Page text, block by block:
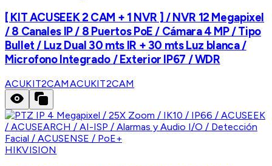
[ KIT ACUSEEK 2 CAM + 1 NVR ] / NVR 12 Megapixel
/ 8 Canales IP / 8 Puertos PoE / Cámara 4 MP / Tipo
Bullet / Luz Dual 30 mts IR + 30 mts Luz blanca /
Microfono Integrado / Exterior IP67 / WDR
ACUKIT2CAMACUKIT2CAM
HIKVISION